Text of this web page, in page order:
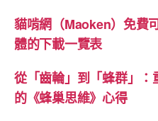
貓啃網（Maoken）免費
體的下載一覽表
從「齒輪」到「蜂群」：
的《蜂巢思維》心得